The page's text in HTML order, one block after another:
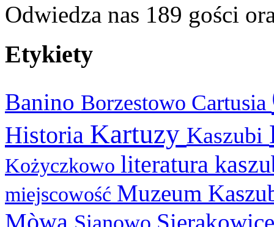
Odwiedza nas 189 gości
Etykiety
Banino Borzestowo Cartusia
Historia Kartuzy Kaszubi
Kożyczkowo literatura
miejscowość Muzeum